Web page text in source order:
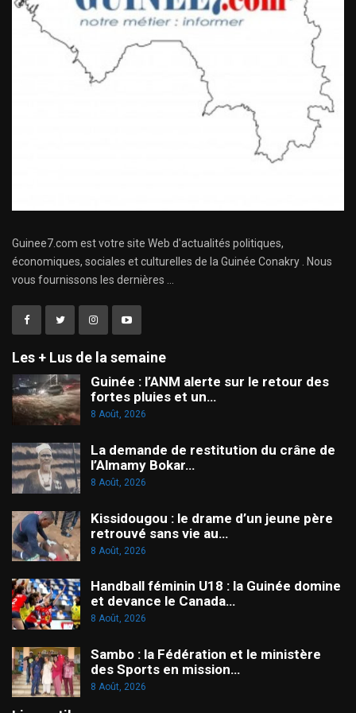
Guinee7.com est votre site Web d'actualités politiques,
économiques, sociales et culturelles de la Guinée Conakry . Nous
vous fournissons les dernières ...
Les + Lus de la semaine
Guinée : l’ANM alerte sur le retour des
fortes pluies et un…
8 Août, 2026
La demande de restitution du crâne de
l’Almamy Bokar…
8 Août, 2026
Kissidougou : le drame d’un jeune père
retrouvé sans vie au…
8 Août, 2026
Handball féminin U18 : la Guinée domine
et devance le Canada…
8 Août, 2026
Sambo : la Fédération et le ministère
des Sports en mission…
8 Août, 2026